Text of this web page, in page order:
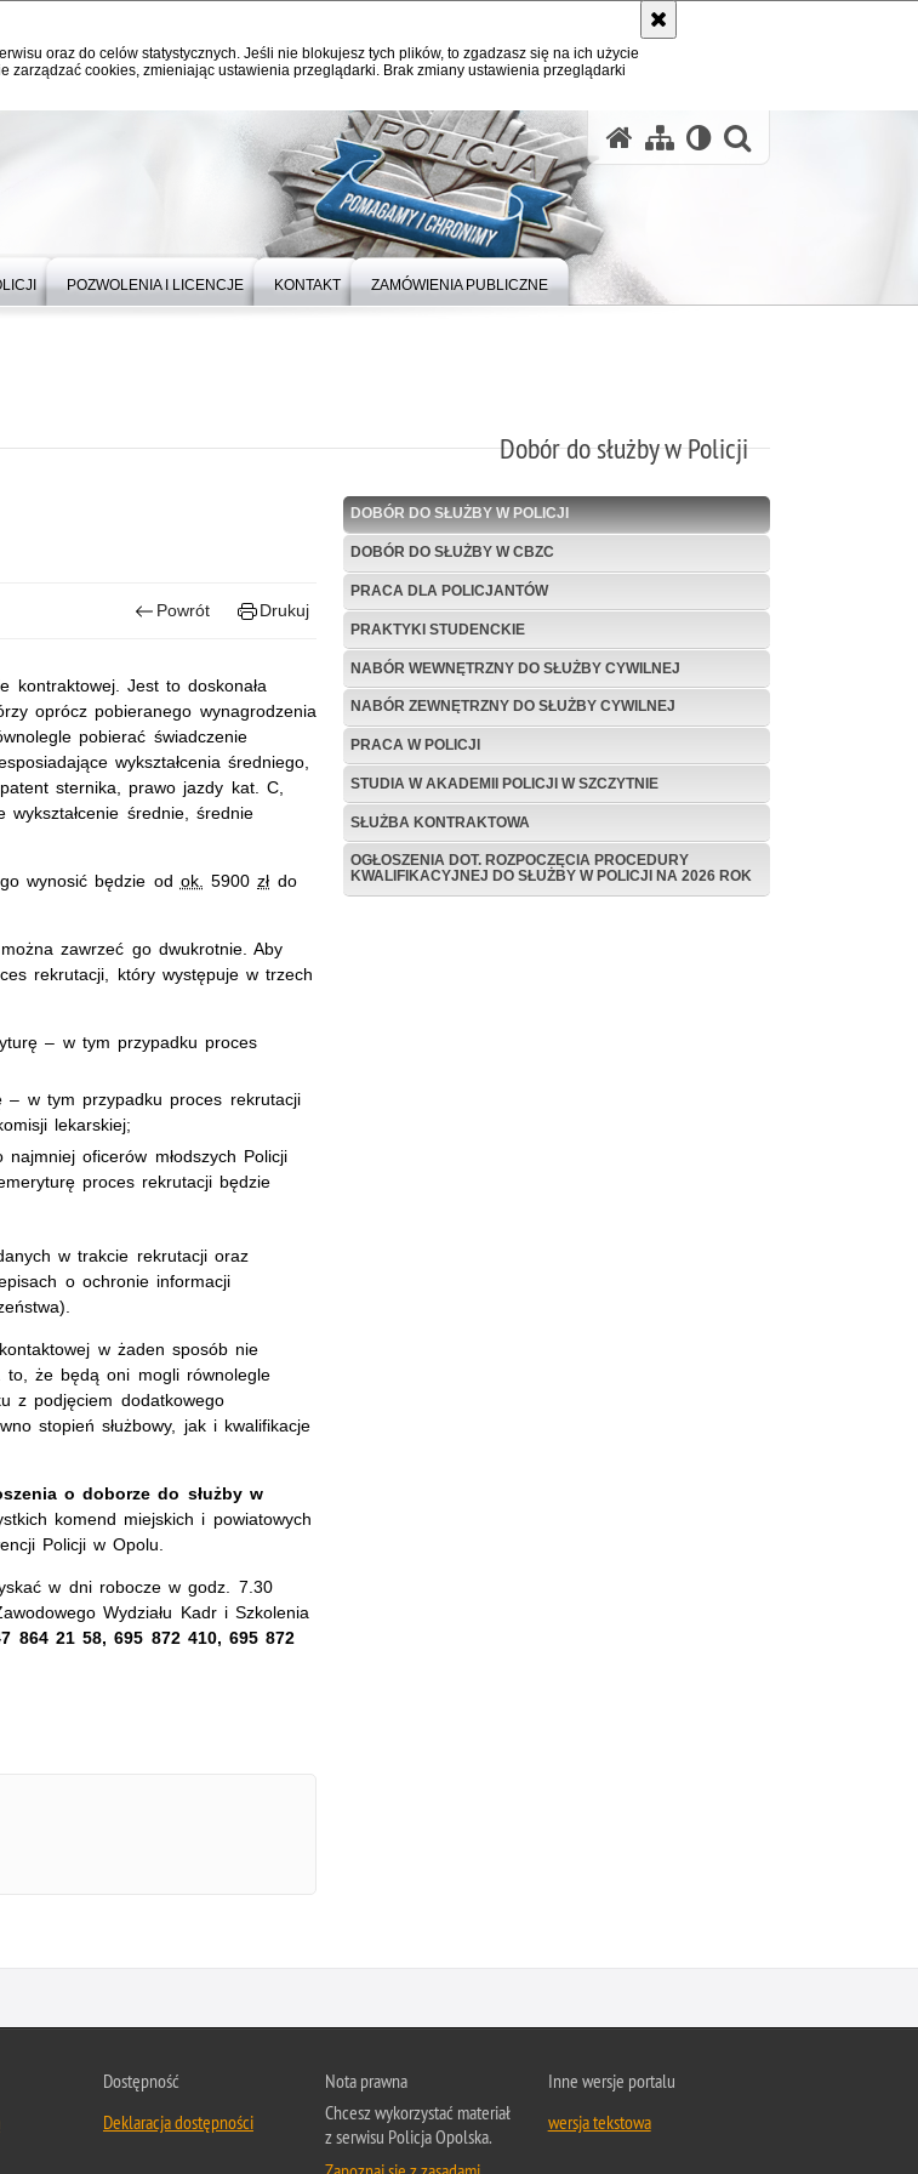
oraz do celów statystycznych. Jeśli nie blokujesz tych plików, to zgadzasz się na ich użycie
cookies, zmieniając ustawienia przeglądarki. Brak zmiany ustawienia przeglądarki
POZWOLENIA I LICENCJE KONTAKT ZAMÓWIENIA PUBLICZNE
Dobór do służby w Policji
Powrót Drukuj
kontraktowej. Jest to doskonała
oprócz pobieranego wynagrodzenia
pobierać świadczenie
wykształcenia średniego,
sternika, prawo jazdy kat. C,
średnie, średnie
wynosić będzie od ok. 5900zł do
zawrzeć go dwukrotnie. Aby
rekrutacji, który występuje w trzech
– w tym przypadku proces
– w tym przypadku proces rekrutacji
lekarskiej;
oficerów młodszych Policji
proces rekrutacji będzie
w trakcie rekrutacji oraz
o ochronie informacji
w żaden sposób nie
to, że będą oni mogli równolegle
z podjęciem dodatkowego
stopień służbowy, jak i kwalifikacje
o doborze do służby w
komend miejskich i powiatowych
Policji w Opolu.
w dni robocze w godz. 7.30
Wydziału Kadr i Szkolenia
864 21 58, 695 872 410, 695 872
DOBÓR DO SŁUŻBY W POLICJI
DOBÓR DO SŁUŻBY W CBZC
PRACA DLA POLICJANTÓW
PRAKTYKI STUDENCKIE
NABÓR WEWNĘTRZNY DO SŁUŻBY CYWILNEJ
NABÓR ZEWNĘTRZNY DO SŁUŻBY CYWILNEJ
PRACA W POLICJI
STUDIA W AKADEMII POLICJI W SZCZYTNIE
SŁUŻBA KONTRAKTOWA
OGŁOSZENIA DOT. ROZPOCZĘCIA PROCEDURY
KWALIFIKACYJNEJ DO SŁUŻBY W POLICJI NA 2026 ROK
Dostępność
Deklaracja dostępności
Nota prawna
Chcesz wykorzystać materiał
z serwisu Policja Opolska.
Inne wersje portalu
wersja tekstowa